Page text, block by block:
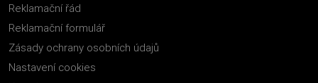
Reklamační řád
Reklamační formulář
Zásady ochrany osobních údajů
Nastavení cookies